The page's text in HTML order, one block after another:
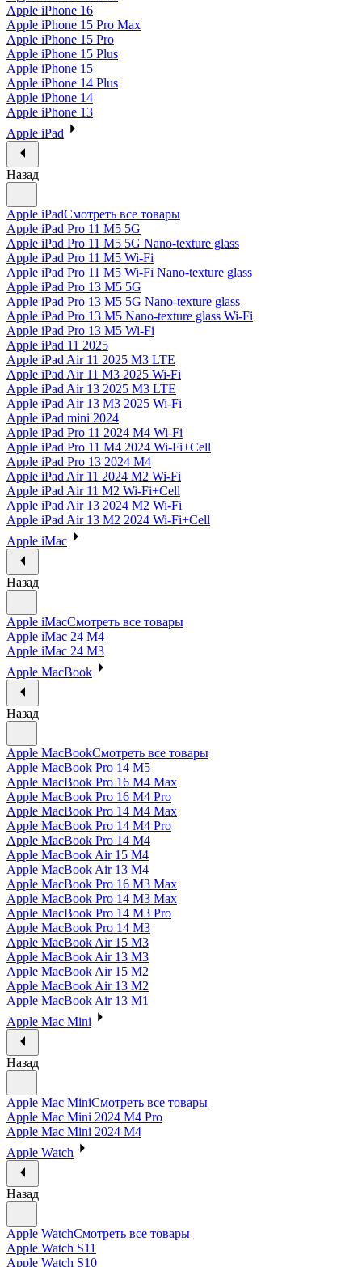
Apple iPhone 16
Apple iPhone 15 Pro Max
Apple iPhone 15 Pro
Apple iPhone 15 Plus
Apple iPhone 15
Apple iPhone 14 Plus
Apple iPhone 14
Apple iPhone 13
Apple iPad
Назад
Apple iPadСмотреть все товары
Apple iPad Pro 11 M5 5G
Apple iPad Pro 11 M5 5G Nano-texture glass
Apple iPad Pro 11 M5 Wi-Fi
Apple iPad Pro 11 M5 Wi-Fi Nano-texture glass
Apple iPad Pro 13 M5 5G
Apple iPad Pro 13 M5 5G Nano-texture glass
Apple iPad Pro 13 M5 Nano-texture glass Wi-Fi
Apple iPad Pro 13 M5 Wi-Fi
Apple iPad 11 2025
Apple iPad Air 11 2025 M3 LTE
Apple iPad Air 11 M3 2025 Wi-Fi
Apple iPad Air 13 2025 M3 LTE
Apple iPad Air 13 M3 2025 Wi-Fi
Apple iPad mini 2024
Apple iPad Pro 11 2024 M4 Wi-Fi
Apple iPad Pro 11 M4 2024 Wi-Fi+Cell
Apple iPad Pro 13 2024 M4
Apple iPad Air 11 2024 M2 Wi-Fi
Apple iPad Air 11 M2 Wi-Fi+Cell
Apple iPad Air 13 2024 M2 Wi-Fi
Apple iPad Air 13 M2 2024 Wi-Fi+Cell
Apple iMac
Назад
Apple iMacСмотреть все товары
Apple iMac 24 M4
Apple iMac 24 M3
Apple MacBook
Назад
Apple MacBookСмотреть все товары
Apple MacBook Pro 14 M5
Apple MacBook Pro 16 M4 Max
Apple MacBook Pro 16 M4 Pro
Apple MacBook Pro 14 M4 Max
Apple MacBook Pro 14 M4 Pro
Apple MacBook Pro 14 M4
Apple MacBook Air 15 M4
Apple MacBook Air 13 M4
Apple MacBook Pro 16 M3 Max
Apple MacBook Pro 14 M3 Max
Apple MacBook Pro 14 M3 Pro
Apple MacBook Pro 14 M3
Apple MacBook Air 15 M3
Apple MacBook Air 13 M3
Apple MacBook Air 15 M2
Apple MacBook Air 13 M2
Apple MacBook Air 13 M1
Apple Mac Mini
Назад
Apple Mac MiniСмотреть все товары
Apple Mac Mini 2024 M4 Pro
Apple Mac Mini 2024 M4
Apple Watch
Назад
Apple WatchСмотреть все товары
Apple Watch S11
Apple Watch S10